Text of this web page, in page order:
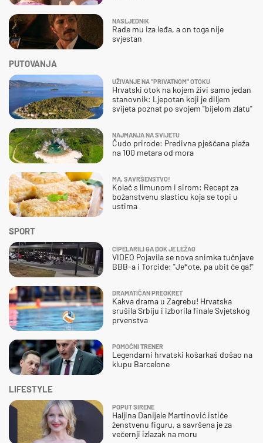
SPORT
CIPELARILI GA DOK JE LEŽAO
VIDEO Pojavila se nova snimka tučnjave
BBB-a i Torcide: "Je*ote, pa ubit će ga!"
DRAMATIČAN PREOKRET
Kakva drama u Zagrebu! Hrvatska
srušila Srbiju i izborila finale Svjetskog
prvenstva
POMOĆNI TRENER
Legendarni hrvatski košarkaš došao na
klupu Barcelone
NASLJEDNIK
Rade mu iza leđa, a on toga nije
svjestan
PUTOVANJA
UŽIVANJE NA "PRIVATNOM" OTOKU
Hrvatski otok na kojem živi samo jedan
stanovnik: Ljepotan koji je diljem
svijeta poznat po svojem "bijelom zlatu"
NAJMANJA NA SVIJETU
Čudo prirode: Predivna pješčana plaža
na 100 metara od mora
MA, SAVRŠENSTVO!
Kolač s limunom i sirom: Recept za
božanstvenu slasticu koja se topi u
ustima
LIFESTYLE
POPUT SIRENE
Haljina Danijele Martinović ističe
ženstvenu figuru, a savršena je za
večernji izlazak na moru